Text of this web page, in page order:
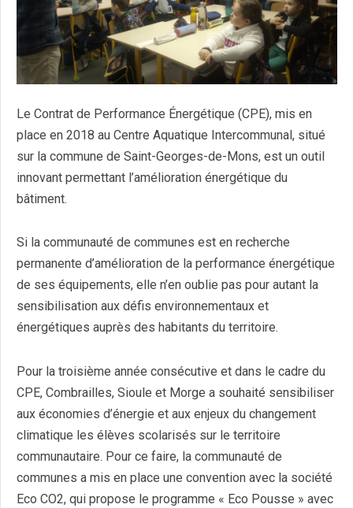
Le Contrat de Performance Énergétique (CPE), mis en
place en 2018 au Centre Aquatique Intercommunal, situé
sur la commune de Saint-Georges-de-Mons, est un outil
innovant permettant l’amélioration énergétique du
bâtiment.
Si la communauté de communes est en recherche
permanente d’amélioration de la performance énergétique
de ses équipements, elle n’en oublie pas pour autant la
sensibilisation aux défis environnementaux et
énergétiques auprès des habitants du territoire.
Pour la troisième année consécutive et dans le cadre du
CPE, Combrailles, Sioule et Morge a souhaité sensibiliser
aux économies d’énergie et aux enjeux du changement
climatique les élèves scolarisés sur le territoire
communautaire. Pour ce faire, la communauté de
communes a mis en place une convention avec la société
Eco CO2, qui propose le programme « Eco Pousse » avec